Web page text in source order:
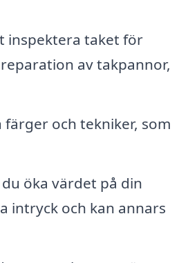
inspektera taket för
av takpannor,
och tekniker, som
öka värdet på din
intryck och kan annars